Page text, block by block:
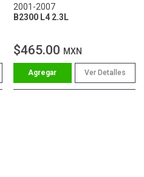
2001-2007
B2300 L4 2.3L
$465.00 MXN
Ver Detalles